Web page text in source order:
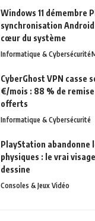
Windows 11 démembre
synchronisation
cœur du système
Informatique & Cybersécurité
CyberGhost VPN casse
€/mois : 88 % de
offerts
Informatique & Cybersécurité
PlayStation abandonne
physiques : le vrai
dessine
Consoles & Jeux Vidéo